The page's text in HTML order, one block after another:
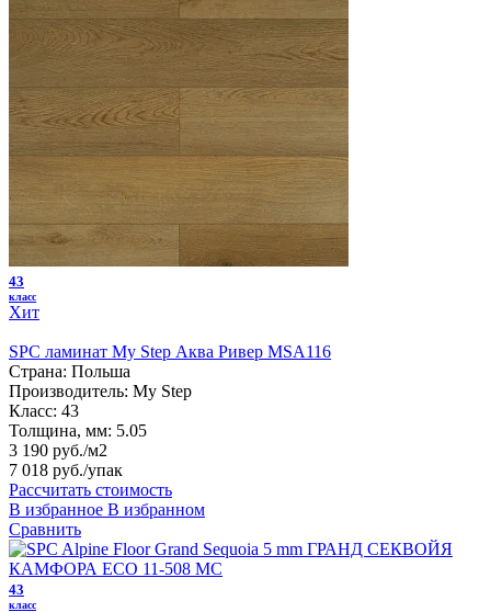
43
класс
Хит
SPC ламинат My Step Аква Ривер MSA116
Страна: Польша
Производитель: My Step
Класс: 43
Толщина, мм: 5.05
3 190 руб./м2
7 018 руб./упак
Рассчитать стоимость
В избранное В избранном
Сравнить
43
класс